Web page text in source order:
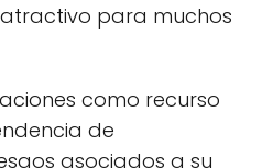
para muchos
como recurso
de
asociados a su